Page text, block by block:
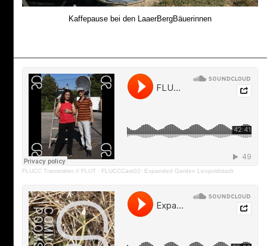
Kaffepause bei den LaaerBergBäuerinnen
FLUCC Transmitter // FLUT · FLUCCCast02: Expanded Garden Leopoldstadt